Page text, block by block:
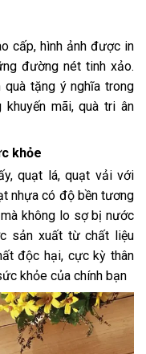
cấp, hình ảnh được in
đường nét tinh xảo.
tặng ý nghĩa trong
mãi, quà tri ân
khỏe
quạt lá, quạt vải với
nhựa có độ bền tương
không lo sợ bị nước
sản xuất từ chất liệu
độc hại, cực kỳ thân
khỏe của chính bạn